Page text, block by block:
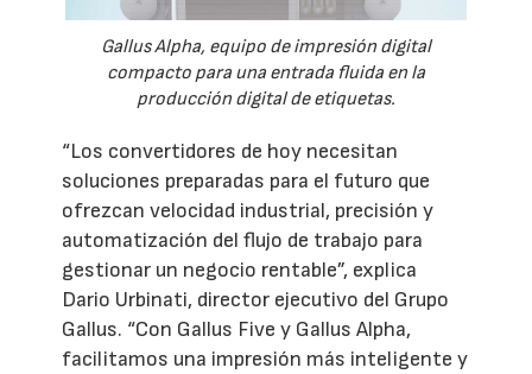
Gallus Alpha, equipo de impresión digital
compacto para una entrada fluida en la
producción digital de etiquetas.
“Los convertidores de hoy necesitan
soluciones preparadas para el futuro que
ofrezcan velocidad industrial, precisión y
automatización del flujo de trabajo para
gestionar un negocio rentable”, explica
Dario Urbinati, director ejecutivo del Grupo
Gallus. “Con Gallus Five y Gallus Alpha,
facilitamos una impresión más inteligente y